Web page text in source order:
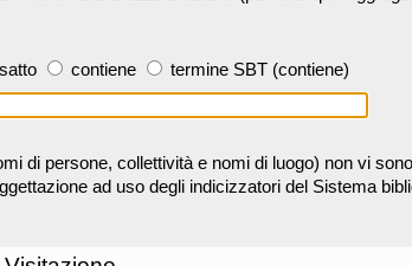
contiene termine SBT (contiene)
di persone, collettività e nomi di luogo) non vi
ad uso degli indicizzatori del Sistema